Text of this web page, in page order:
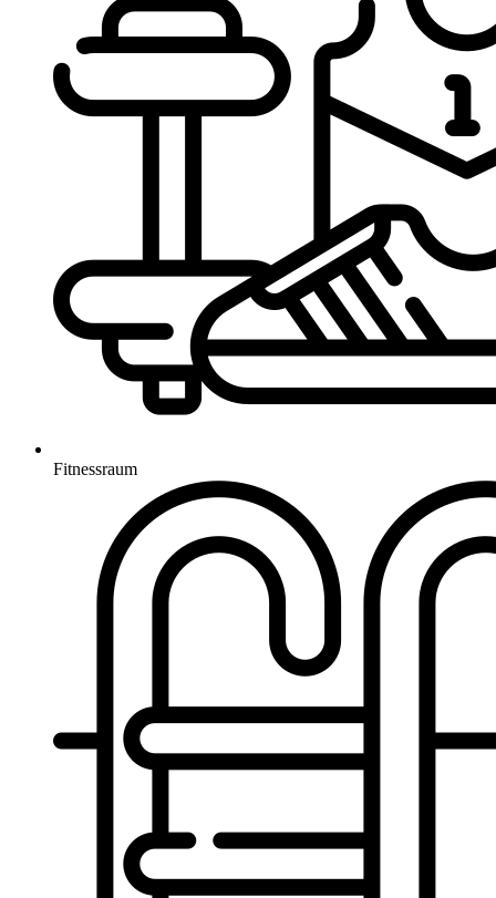
Fitnessraum